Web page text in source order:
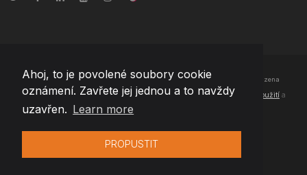
Ahoj, to je povolené soubory cookie
oznámení. Zavřete jej jednou a to navždy
uzavřen. Learn more
PROPUSTIT
© Copyright2026 Team Extension Czech Republic- Všechna práva vyhrazena
Changelog● Používáním těchto stránek souhlasíte s našimiPodmínky použití a
Politika soukromí